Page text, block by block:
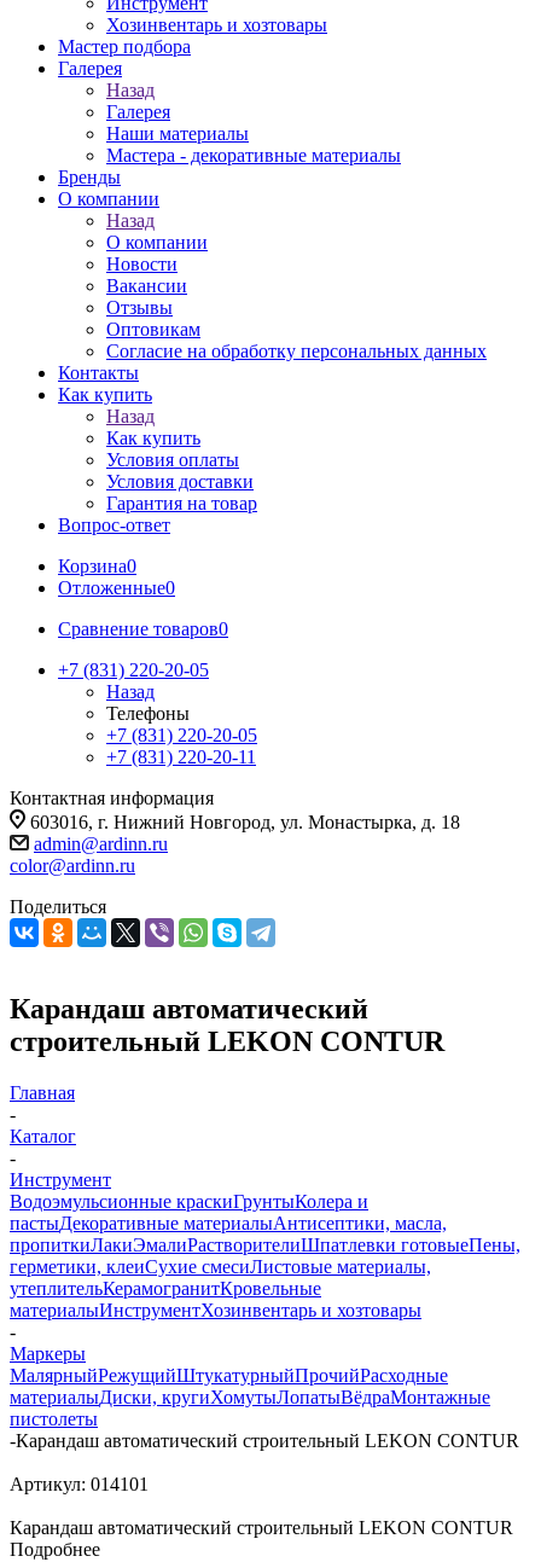
Хозинвентарь и хозтовары
Мастер подбора
Галерея
Назад
Галерея
Наши материалы
Мастера - декоративные материалы
Бренды
О компании
Назад
О компании
Новости
Вакансии
Отзывы
Оптовикам
Cогласие на обработку персональных данных
Контакты
Как купить
Назад
Как купить
Условия оплаты
Условия доставки
Гарантия на товар
Вопрос-ответ
Корзина0
Отложенные0
Сравнение товаров0
+7 (831) 220-20-05
Назад
Телефоны
+7 (831) 220-20-05
+7 (831) 220-20-11
Контактная информация
603016, г. Нижний Новгород, ул. Монастырка, д. 18
admin@ardinn.ru
color@ardinn.ru
Поделиться
Карандаш автоматический
строительный LEKON CONTUR
Главная
-
Каталог
-
Инструмент
Водоэмульсионные краскиГрунтыКолера и
пастыДекоративные материалыАнтисептики, масла,
пропиткиЛакиЭмалиРастворителиШпатлевки готовыеПены,
герметики, клеиСухие смесиЛистовые материалы,
утеплительКерамогранитКровельные
материалыИнструментХозинвентарь и хозтовары
-
Маркеры
МалярныйРежущийШтукатурныйПрочийРасходные
материалыДиски, кругиХомутыЛопатыВёдраМонтажные
пистолеты
-Карандаш автоматический строительный LEKON CONTUR
Артикул: 014101
Карандаш автоматический строительный LEKON CONTUR
Подробнее